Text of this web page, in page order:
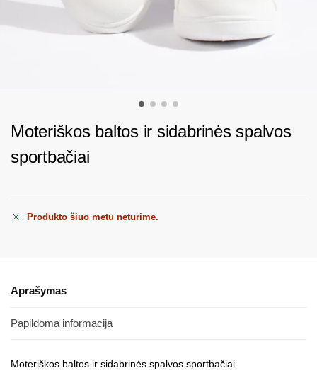
Moteriškos baltos ir sidabrinės spalvos
sportbačiai
Produkto šiuo metu neturime.
Aprašymas
Papildoma informacija
Moteriškos baltos ir sidabrinės spalvos sportbačiai